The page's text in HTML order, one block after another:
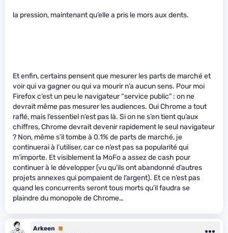
la pression, maintenant qu’elle a pris le mors aux dents.
Et enfin, certains pensent que mesurer les parts de marché et
voir qui va gagner ou qui va mourir n’a aucun sens. Pour moi
Firefox c’est un peu le navigateur “service public” : on ne
devrait même pas mesurer les audiences. Oui Chrome a tout
raflé, mais l’essentiel n’est pas là. Si on ne s’en tient qu’aux
chiffres, Chrome devrait devenir rapidement le seul navigateur
? Non, même s’il tombe à 0.1% de parts de marché, je
continuerai à l’utiliser, car ce n’est pas sa popularité qui
m’importe. Et visiblement la MoFo a assez de cash pour
continuer à le développer (vu qu’ils ont abandonné d’autres
projets annexes qui pompaient de l’argent). Et ce n’est pas
quand les concurrents seront tous morts qu’il faudra se
plaindre du monopole de Chrome…
Arkeen
Premium